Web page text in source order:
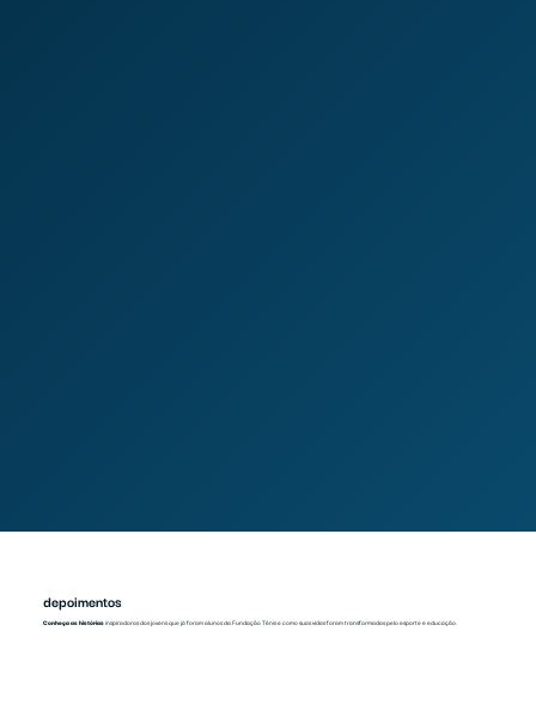
depoimentos
Conheça as históriasinspiradoras dos jovens que já foram alunos da Fundação Tênis e como suas vidas foram transformadas pelo esporte e educação.